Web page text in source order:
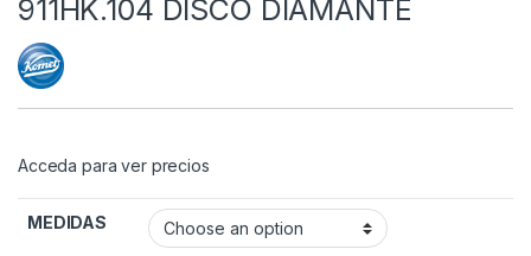
911HK.104 DISCO DIAMANTE
Acceda para ver precios
MEDIDAS